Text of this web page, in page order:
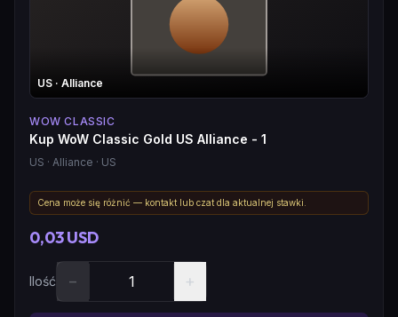
US · Alliance
WOW CLASSIC
Kup WoW Classic Gold US Alliance - 1
US · Alliance · US
Cena może się różnić — kontakt lub czat dla aktualnej stawki.
0,03 USD
Ilość − +